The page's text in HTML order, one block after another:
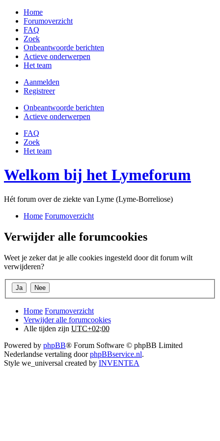
Home
Forumoverzicht
FAQ
Zoek
Onbeantwoorde berichten
Actieve onderwerpen
Het team
Aanmelden
Registreer
Onbeantwoorde berichten
Actieve onderwerpen
FAQ
Zoek
Het team
Welkom bij het Lymeforum
Hét forum over de ziekte van Lyme (Lyme-Borreliose)
Home Forumoverzicht
Verwijder alle forumcookies
Weet je zeker dat je alle cookies ingesteld door dit forum wilt
verwijderen?
Home Forumoverzicht
Verwijder alle forumcookies
Alle tijden zijn UTC+02:00
Powered by phpBB® Forum Software © phpBB Limited
Nederlandse vertaling doorphpBBservice.nl.
Style we_universal created by INVENTEA